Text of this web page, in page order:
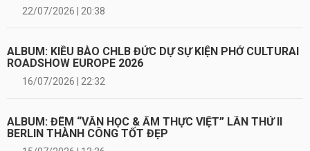
22/07/2026 | 20:38
ALBUM: KIỀU BÀO CHLB ĐỨC DỰ SỰ KIỆN PHỞ CULTURAI
ROADSHOW EUROPE 2026
16/07/2026 | 22:32
ALBUM: ĐÊM “VĂN HỌC & ẨM THỰC VIỆT” LẦN THỨ II
BERLIN THÀNH CÔNG TỐT ĐẸP